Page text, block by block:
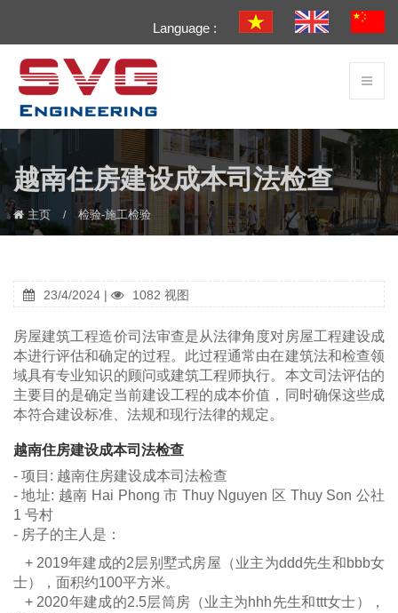
Language :
越南住房建设成本司法检查
主页 检验-施工检验
23/4/2024 | 1082 视图
房屋建筑工程造价司法审查是从法律角度对房屋工程建设成
本进行评估和确定的过程。此过程通常由在建筑法和检查领
域具有专业知识的顾问或建筑工程师执行。本文司法评估的
主要目的是确定当前建设工程的成本价值，同时确保这些成
本符合建设标准、法规和现行法律的规定。
越南住房建设成本司法检查
- 项目: 越南住房建设成本司法检查
- 地址: 越南 Hai Phong 市 Thuy Nguyen 区 Thuy Son 公社
1 号村
- 房子的主人是：
+ 2019年建成的2层别墅式房屋（业主为ddd先生和bbb女
士），面积约100平方米。
+ 2020年建成的2.5层筒房（业主为hhh先生和ttt女士），